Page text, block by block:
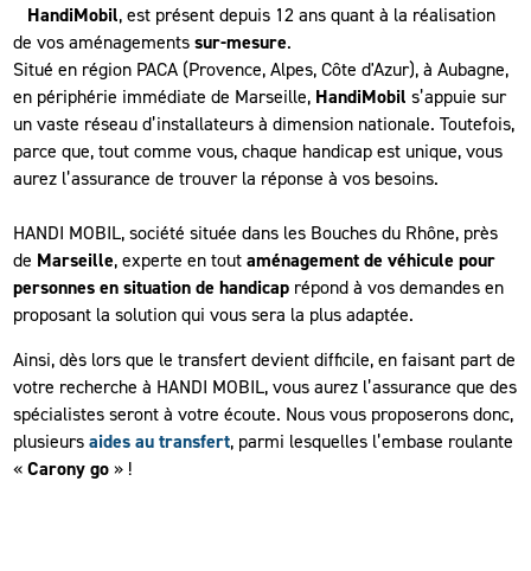
HandiMobil, est présent depuis 12 ans quant à la réalisation
de vos aménagementssur-mesure.
Situé en région PACA (Provence, Alpes, Côte d'Azur), à Aubagne,
en périphérie immédiate de Marseille, HandiMobil s’appuie sur
un vaste réseau d’installateurs à dimension nationale. Toutefois,
parce que, tout comme vous, chaque handicap est unique, vous
aurez l’assurance de trouver la réponse à vos besoins.
HANDI MOBIL, société située dans les Bouches du Rhône, près
de Marseille, experte en toutaménagement de véhicule pour
personnes en situation de handicap répond à vos demandes en
proposant la solution qui vous sera la plus adaptée.
Ainsi, dès lors que le transfert devient difficile, en faisant part de
votre recherche à HANDI MOBIL, vous aurez l’assurance que des
spécialistes seront à votre écoute. Nous vous proposerons donc,
plusieursaides au transfert, parmi lesquelles l’embase roulante
«Carony go» !